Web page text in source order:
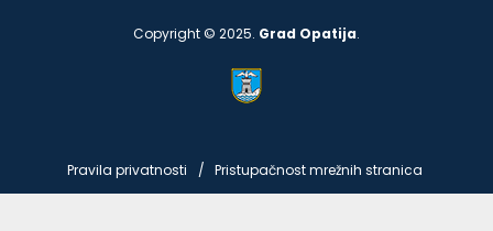
Copyright © 2025. Grad Opatija.
Pravila privatnosti Pristupačnost mrežnih stranica